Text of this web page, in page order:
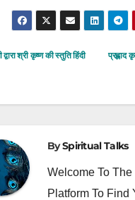
प्रह्लाद
द्वारा श्री कृष्ण की स्तुति हिंदी
BySpiritual Talks
Welcome To The
Platform To Find